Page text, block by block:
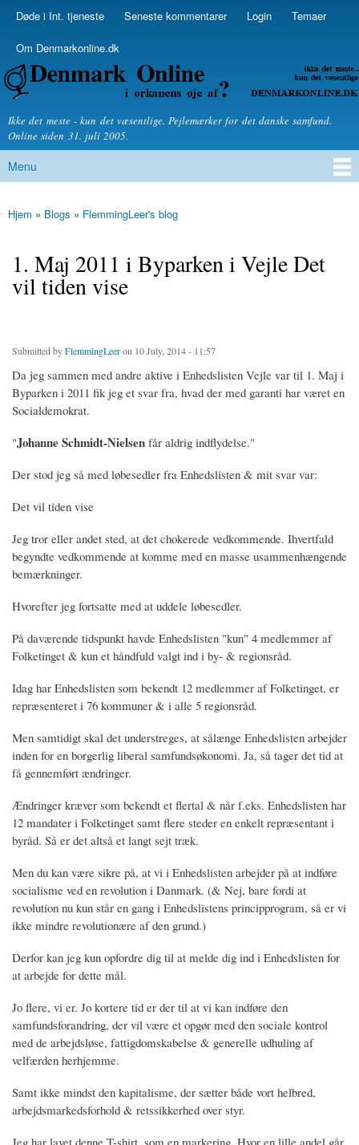
Skip to
Secondary menu
Døde i Int. tjeneste Seneste kommentarer Login Temaer
Om Denmarkonline.dk
Denmarkonline.dk - blognyheder om politik
Ikke det meste - kun det væsentlige. Pejlemærker for det danske samfund.
Online siden 31. juli 2005.
Main menu
Menu
You are here
Hjem » Blogs » FlemmingLeer's blog
1. Maj 2011 i Byparken i Vejle Det
vil tiden vise
Submitted byFlemmingLeeron 10 July, 2014 - 11:57
Da jeg sammen med andre aktive i Enhedslisten Vejle var til 1. Maj i
Byparken i 2011 fik jeg et svar fra, hvad der med garanti har været en
Socialdemokrat.
"Johanne Schmidt-Nielsen får aldrig indflydelse."
Der stod jeg så med løbesedler fra Enhedslisten & mit svar var:
Det vil tiden vise
Jeg tror eller andet sted, at det chokerede vedkommende. Ihvertfald
begyndte vedkommende at komme med en masse usammenhængende
bemærkninger.
Hvorefter jeg fortsatte med at uddele løbesedler.
På daværende tidspunkt havde Enhedslisten "kun" 4 medlemmer af
Folketinget & kun et håndfuld valgt ind i by- & regionsråd.
Idag har Enhedslisten som bekendt 12 medlemmer af Folketinget, er
repræsenteret i 76 kommuner & i alle 5 regionsråd.
Men samtidigt skal det understreges, at sålænge Enhedslisten arbejder
inden for en borgerlig liberal samfundsøkonomi. Ja, så tager det tid at
få gennemført ændringer.
Ændringer kræver som bekendt et flertal & når f.eks. Enhedslisten har
12 mandater i Folketinget samt flere steder en enkelt repræsentant i
byråd. Så er det altså et langt sejt træk.
Men du kan være sikre på, at vi i Enhedslisten arbejder på at indføre
socialisme ved en revolution i Danmark. (& Nej, bare fordi at
revolution nu kun står en gang i Enhedslistens principprogram, så er vi
ikke mindre revolutionære af den grund.)
Derfor kan jeg kun opfordre dig til at melde dig ind i Enhedslisten for
at arbejde for dette mål.
Jo flere, vi er. Jo kortere tid er der til at vi kan indføre den
samfundsforandring, der vil være et opgør med den sociale kontrol
med de arbejdsløse, fattigdomskabelse & generelle udhuling af
velfærden herhjemme.
Samt ikke mindst den kapitalisme, der sætter både vort helbred,
arbejdsmarkedsforhold & retssikkerhed over styr.